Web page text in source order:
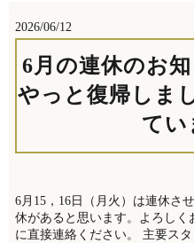
2026/06/12
6月の連休のお
やっと復帰しま
てい
6月15，16日（月火）は連休さ
休があると思います。よろし
に直接連絡ください。 主要ス